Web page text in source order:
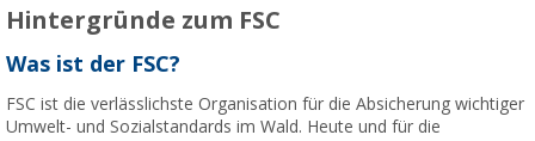
Hintergründe zum FSC
Was ist der FSC?
FSC ist die verlässlichste Organisation für die Absicherung wichtiger
Umwelt- und Sozialstandards im Wald. Heute und für die